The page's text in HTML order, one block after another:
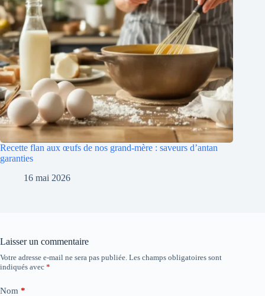
Recette flan aux œufs de nos grand-mère : saveurs d’antan
garanties
16 mai 2026
Laisser un commentaire
Votre adresse e-mail ne sera pas publiée. Les champs obligatoires sont
indiqués avec *
Nom *